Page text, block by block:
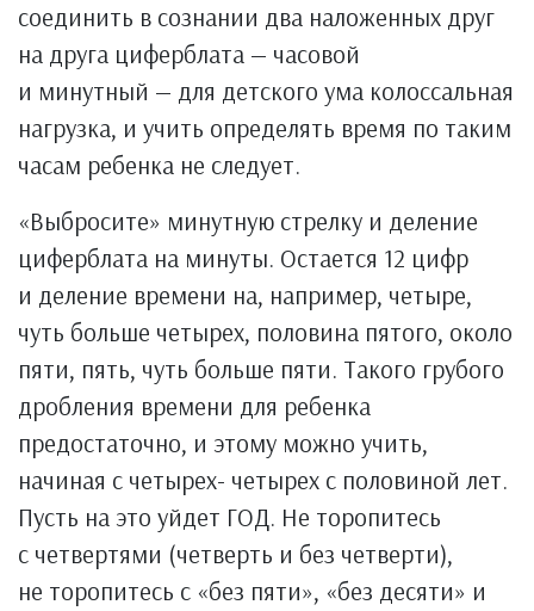
соединить в сознании два наложенных друг
на друга циферблата — часовой
и минутный — для детского ума колоссальная
нагрузка, и учить определять время по таким
часам ребенка не следует.
«Выбросите» минутную стрелку и деление
циферблата на минуты. Остается 12 цифр
и деление времени на, например, четыре,
чуть больше четырех, половина пятого, около
пяти, пять, чуть больше пяти. Такого грубого
дробления времени для ребенка
предостаточно, и этому можно учить,
начиная с четырех- четырех с половиной лет.
Пусть на это уйдет ГОД. Не торопитесь
с четвертями (четверть и без четверти),
не торопитесь с «без пяти», «без десяти» и